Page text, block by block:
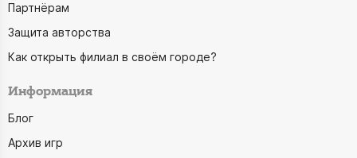
Партнёрам
Защита авторства
Как открыть филиал в своём городе?
Информация
Блог
Архив игр